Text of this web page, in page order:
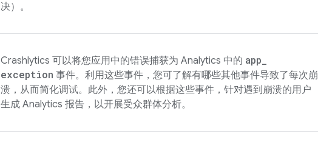
决）。
Crashlytics 可以将您应用中的错误捕获为 Analytics 中的 app
exception 事件。利用这些事件，您可了解有哪些其他事件导致了每次崩
溃，从而简化调试。此外，您还可以根据这些事件，针对遇到崩溃的用户
生成 Analytics 报告，以开展受众群体分析。